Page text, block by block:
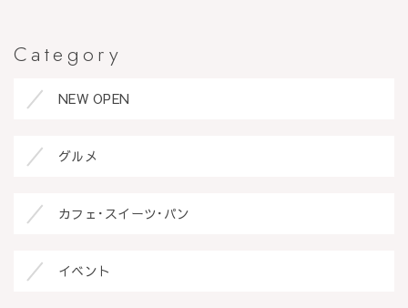
Category
NEW OPEN
グルメ
カフェ･スイーツ･パン
イベント